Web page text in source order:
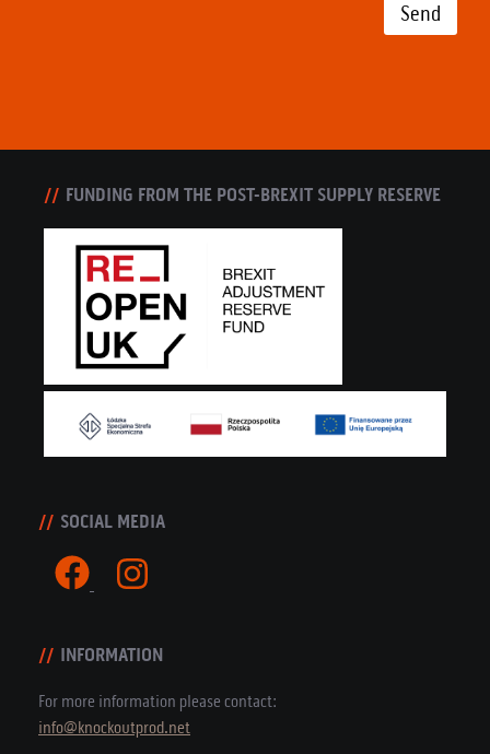
Send
FUNDING FROM THE POST-BREXIT SUPPLY RESERVE
SOCIAL MEDIA
INFORMATION
For more information please contact:
info@knockoutprod.net